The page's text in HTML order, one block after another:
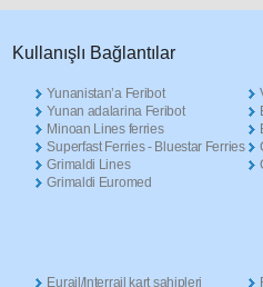
Κullanışlı Βağlantılar
Yunanistan’a Feribot
Yunan adalarina Feribot
Minoan Lines ferries
Superfast Ferries - Bluestar Ferries
Grimaldi Lines
Grimaldi Euromed
Eurail/Interrail kart sahipleri